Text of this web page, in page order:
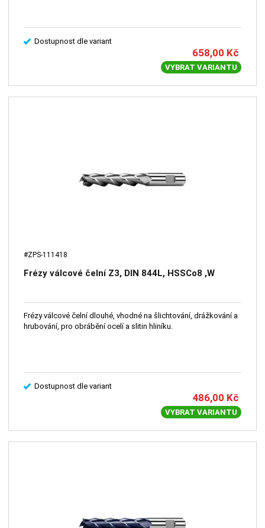
Dostupnost dle variant
658,00 Kč
VYBRAT VARIANTU
#ZPS-111418
Frézy válcové čelní Z3, DIN 844L, HSSCo8 ,W
Frézy válcové čelní dlouhé, vhodné na šlichtování, drážkování a
hrubování, pro obrábění ocelí a slitin hliníku.
Dostupnost dle variant
486,00 Kč
VYBRAT VARIANTU